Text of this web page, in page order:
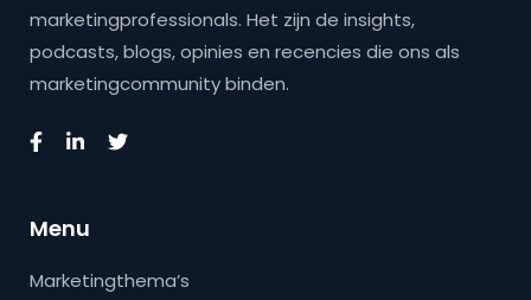
marketingprofessionals. Het zijn de insights,
podcasts, blogs, opinies en recencies die ons als
marketingcommunity binden.
Menu
Marketingthema’s